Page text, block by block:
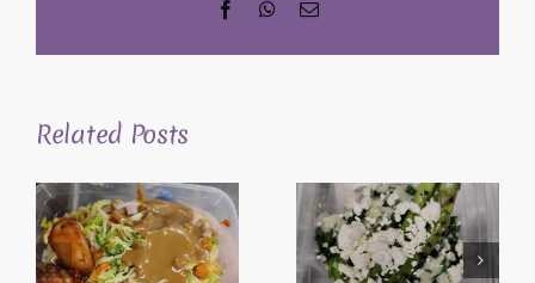
FacebookWhatsApp
Email
Related Posts